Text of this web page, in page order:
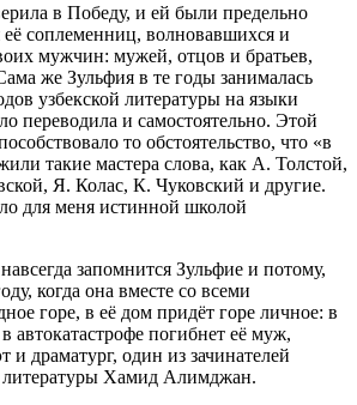
в Победу, и ей были предельно
соплеменниц, волновавшихся и
мужчин: мужей, отцов и братьев,
же Зульфия в те годы занималась
узбекской литературы на языки
переводила и самостоятельно. Этой
то обстоятельство, что «в
такие мастера слова, как А. Толстой,
Я. Колас, К. Чуковский и другие.
для меня истинной школой
запомнится Зульфие и потому,
когда она вместе со всеми
горе, в её дом придёт горе личное: в
автокатастрофе погибнет её муж,
и драматург, один из зачинателей
литературы Хамид Алимджан.